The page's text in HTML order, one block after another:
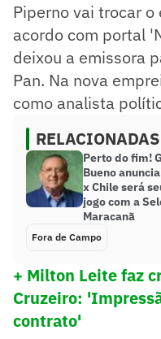
Piperno vai trocar
acordo com portal
deixou a emissora
Pan. Na nova
como analista
RELACIONADAS
Perto do fim!
Bueno
x Chile será
jogo com a
Maracanã
Fora de Campo
+ Milton Leite faz
Cruzeiro:
contrato'